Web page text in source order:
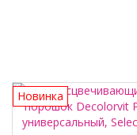
Новинка